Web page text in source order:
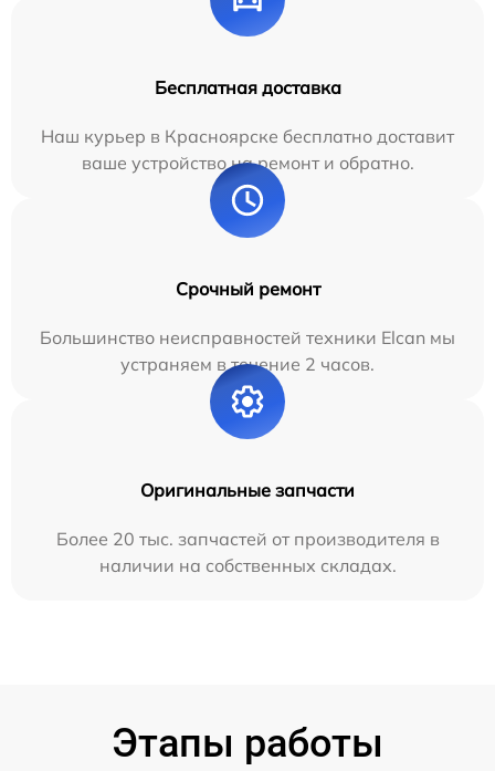
Бесплатная доставка
Наш курьер в Красноярске бесплатно доставит
ваше устройство на ремонт и обратно.
Срочный ремонт
Большинство неисправностей техники Elcan мы
устраняем в течение 2 часов.
Оригинальные запчасти
Более 20 тыс. запчастей от производителя в
наличии на собственных складах.
Этапы работы